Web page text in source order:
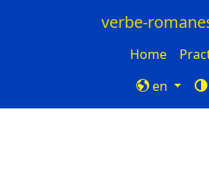
verbe-
Home
en